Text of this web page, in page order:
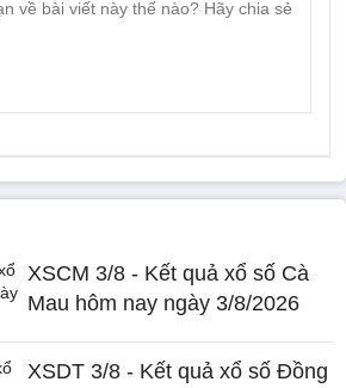
XSCM 3/8 - Kết quả xổ số Cà
Mau hôm nay ngày 3/8/2026
XSDT 3/8 - Kết quả xổ số Đồng